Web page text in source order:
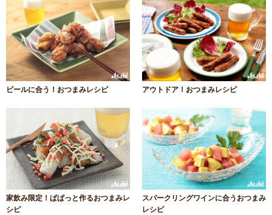
ビールに合う！おつまみレシピ アウトドア！おつまみレシピ
家飲み限定！ぱぱっと作るおつまみレ
シピ
スパークリングワインに合うおつまみ
レシピ